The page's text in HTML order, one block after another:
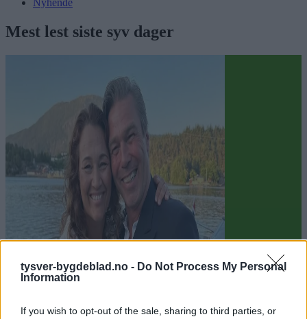
tysver-bygdeblad.no - Do Not Process My Personal
Information
If you wish to opt-out of the sale, sharing to third parties, or
Mest lest siste syv dager
Sommerpraten